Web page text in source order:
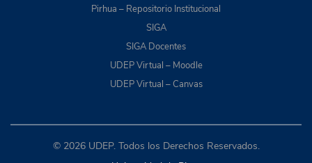
Pirhua – Repositorio Institucional
SIGA
SIGA Docentes
UDEP Virtual – Moodle
UDEP Virtual – Canvas
© 2026 UDEP. Todos los Derechos Reservados.